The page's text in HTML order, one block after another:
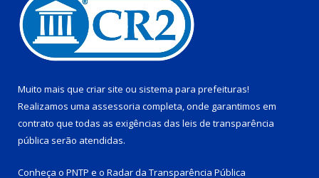
Muito mais que criar site ou sistema para prefeituras!
Realizamos uma assessoria completa, onde garantimos em
contrato que todas as exigências das leis de transparência
pública serão atendidas.
Conheça o PNTP e o Radar da Transparência Pública